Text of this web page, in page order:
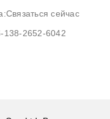
Связаться сейчас
138-2652-6042